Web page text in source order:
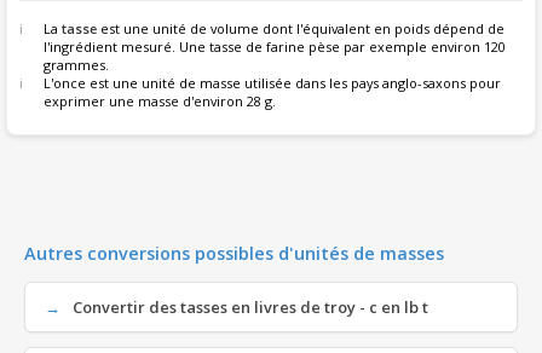
La tasse est une unité de volume dont l'équivalent en poids dépend de
l'ingrédient mesuré. Une tasse de farine pèse par exemple environ 120
grammes.
L'once est une unité de masse utilisée dans les pays anglo-saxons pour
exprimer une masse d'environ 28 g.
Autres conversions possibles d'unités de masses
Convertir des tasses en livres de troy - c en lb t